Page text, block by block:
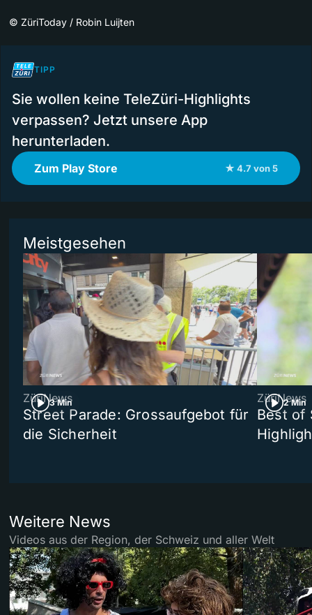
© ZüriToday / Robin Luijten
TIPP
Sie wollen keine TeleZüri-Highlights
verpassen? Jetzt unsere App
herunterladen.
Zum Play Store ★ 4.7 von 5
Meistgesehen
3 Min
ZüriNews
Street Parade: Grossaufgebot für
die Sicherheit
2 Min
ZüriNews
Best of
Weitere News
Videos aus der Region, der Schweiz und aller Welt